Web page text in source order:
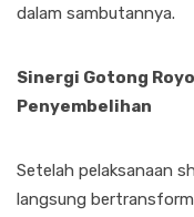
dalam sambutannya.
Sinergi Gotong
Penyembelihan
Setelah pelaksanaan
langsung